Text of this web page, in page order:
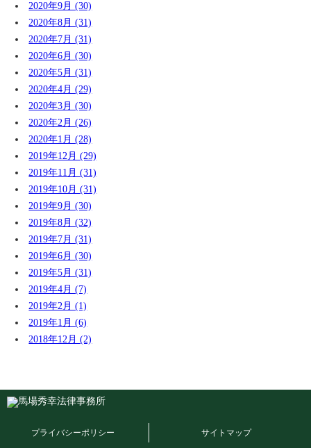
2020年9月 (30)
2020年8月 (31)
2020年7月 (31)
2020年6月 (30)
2020年5月 (31)
2020年4月 (29)
2020年3月 (30)
2020年2月 (26)
2020年1月 (28)
2019年12月 (29)
2019年11月 (31)
2019年10月 (31)
2019年9月 (30)
2019年8月 (32)
2019年7月 (31)
2019年6月 (30)
2019年5月 (31)
2019年4月 (7)
2019年2月 (1)
2019年1月 (6)
2018年12月 (2)
プライバシーポリシー サイトマップ